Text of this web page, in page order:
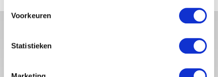
Voorkeuren
Statistieken